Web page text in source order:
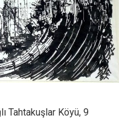
Tahtakuşlar Köyü, 9